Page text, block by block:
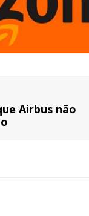
Airbus não